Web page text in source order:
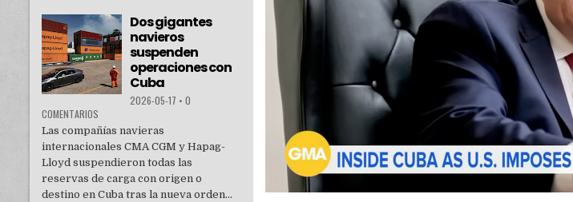
Dos gigantes
navieros
suspenden
operaciones con
Cuba
2026-05-17 • 0
COMENTARIOS
Las compañías navieras
internacionales CMA CGM y Hapag-
Lloyd suspendieron todas las
reservas de carga con origen o
destino en Cuba tras la nueva orden...